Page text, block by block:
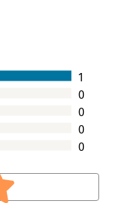
1
0
0
0
0